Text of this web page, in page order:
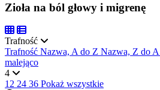
Zioła na ból głowy i migrenę
Trafność
Trafność Nazwa, A do Z Nazwa, Z do A
malejąco
4
12 24 36 Pokaż wszystkie